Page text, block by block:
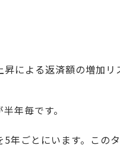
による返済額の増加リ
年毎です。
年ごとにいます。この